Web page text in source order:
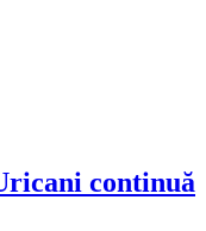
continuă